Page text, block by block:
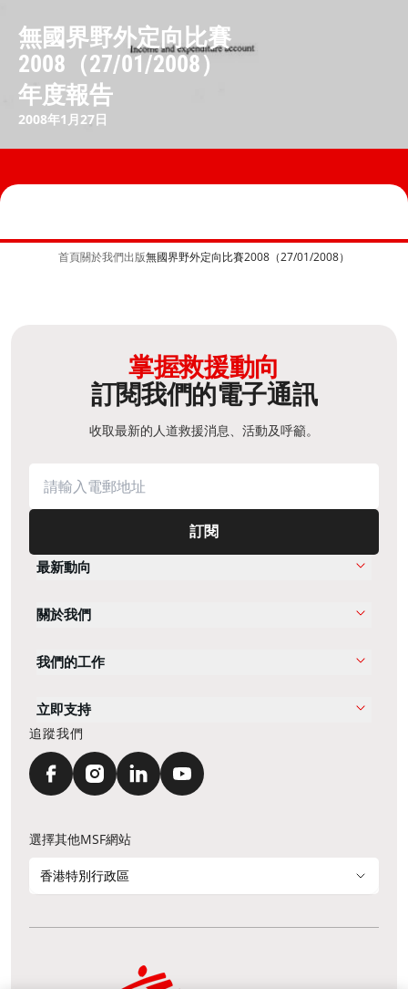
無國界野外定向比賽
2008（27/01/2008）
年度報告
2008年1月27日
首頁關於我們出版無國界野外定向比賽2008（27/01/2008）
掌握救援動向
訂閱我們的電子通訊
收取最新的人道救援消息、活動及呼籲。
訂閱
最新動向
關於我們
我們的工作
立即支持
追蹤我們
選擇其他MSF網站
香港特別行政區